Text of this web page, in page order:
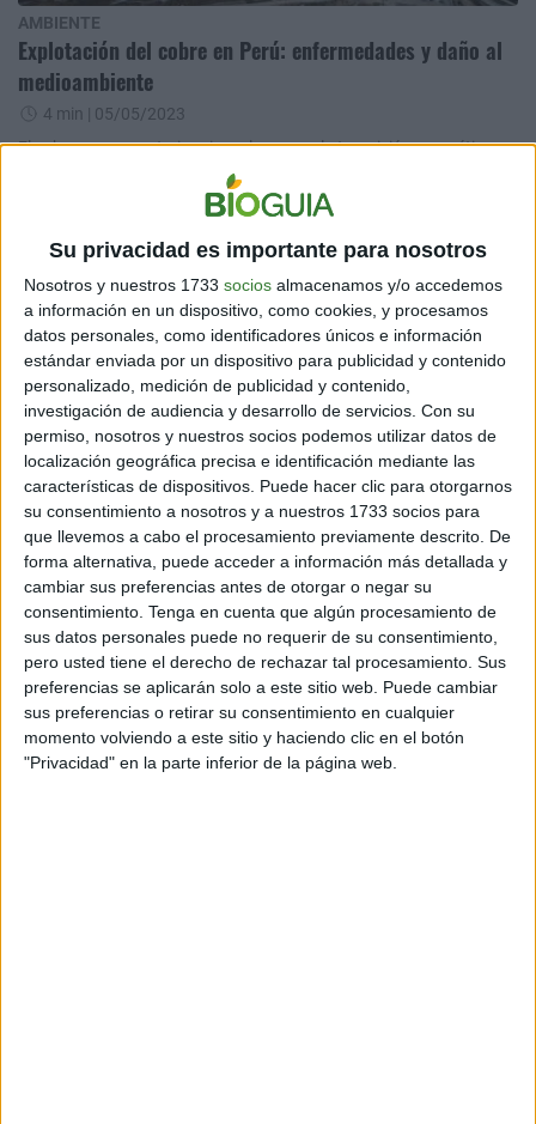
Su privacidad es importante para nosotros
Nosotros y nuestros 1733 socios almacenamos y/o accedemos
a información en un dispositivo, como cookies, y procesamos
datos personales, como identificadores únicos e información
estándar enviada por un dispositivo para publicidad y contenido
personalizado, medición de publicidad y contenido,
investigación de audiencia y desarrollo de servicios. Con su
permiso, nosotros y nuestros socios podemos utilizar datos de
localización geográfica precisa e identificación mediante las
características de dispositivos. Puede hacer clic para otorgarnos
su consentimiento a nosotros y a nuestros 1733 socios para
que llevemos a cabo el procesamiento previamente descrito. De
forma alternativa, puede acceder a información más detallada y
cambiar sus preferencias antes de otorgar o negar su
consentimiento. Tenga en cuenta que algún procesamiento de
sus datos personales puede no requerir de su consentimiento,
pero usted tiene el derecho de rechazar tal procesamiento. Sus
preferencias se aplicarán solo a este sitio web. Puede cambiar
sus preferencias o retirar su consentimiento en cualquier
momento volviendo a este sitio y haciendo clic en el botón
"Privacidad" en la parte inferior de la página web.
AMBIENTE
Explotación del cobre en Perú: enfermedades y daño al
medioambiente
4 min | 05/05/2023
El cobre es una materia prima clave para la transición energética.
Sin embargo, en Perú muchas comunidades sufren las
consecuencias medioambientales de la minería del cobre.
AMBIENTE
Deconstruir el antropocentrismo: derechos de la
naturaleza en América Latina
16 min
| 10/03/2023
La región está a la vanguardia en el reconocimiento de la
naturaleza como sujeto de derecho, un debate ético en el que se
cruzan crisis ambiental, cosmovisiones ancestrales e intereses
económicos.